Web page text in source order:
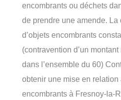
encombrants ou déchets
de prendre une amende. La
d’objets encombrants
(contravention d’un
dans l’ensemble du 60)
obtenir une mise en
encombrants à Fresnoy-la-